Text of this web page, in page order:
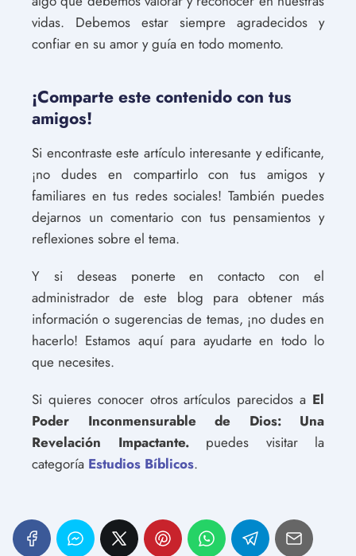
vidas. Debemos estar siempre agradecidos y
confiar en su amor y guía en todo momento.
¡Comparte este contenido con tus
amigos!
Si encontraste este artículo interesante y edificante,
¡no dudes en compartirlo con tus amigos y
familiares en tus redes sociales! También puedes
dejarnos un comentario con tus pensamientos y
reflexiones sobre el tema.
Y si deseas ponerte en contacto con el
administrador de este blog para obtener más
información o sugerencias de temas, ¡no dudes en
hacerlo! Estamos aquí para ayudarte en todo lo
que necesites.
Si quieres conocer otros artículos parecidos a El
Poder Inconmensurable de Dios: Una
Revelación Impactante.puedes visitar la
categoría Estudios Bíblicos.